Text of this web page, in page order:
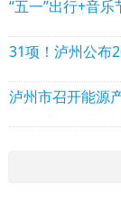
“五一”出行+音
31项！泸州公布
泸州市召开能源